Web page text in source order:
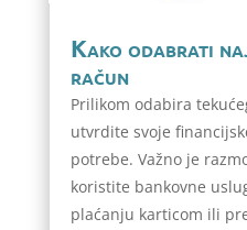
Kako odabrati
račun
Prilikom odabira
utvrdite svoje
potrebe. Važno je
koristite bankovne
plaćanju karticom ili